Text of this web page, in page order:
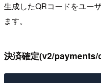
生成したQRコードをユー
ます。
決済確定(v2/